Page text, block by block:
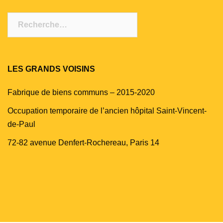
LES GRANDS VOISINS
Fabrique de biens communs – 2015-2020
Occupation temporaire de l’ancien hôpital Saint-Vincent-
de-Paul
72-82 avenue Denfert-Rochereau, Paris 14